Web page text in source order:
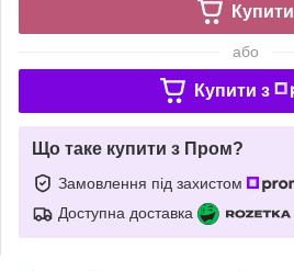
Купити
або
Купити з
Що таке купити з Пром?
Замовлення під захистом
Доступна доставка